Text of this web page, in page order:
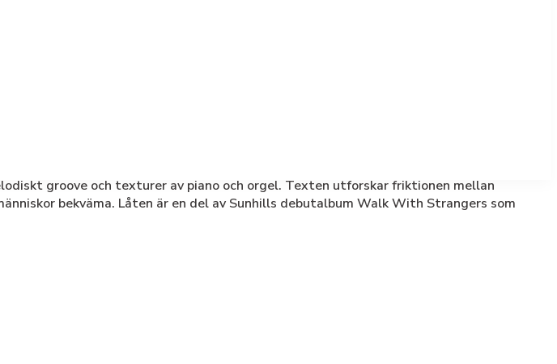
groove och texturer av piano och orgel. Texten utforskar friktionen mellan
bekväma. Låten är en del av Sunhills debutalbum Walk With Strangers som